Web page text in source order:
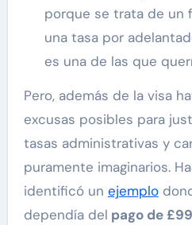
porque se trata de un
una tasa por
es una de las que
Pero, además de la visa
excusas posibles para
tasas administrativas y
puramente imaginarios.
identificó un ejemplo
dependía del pago de